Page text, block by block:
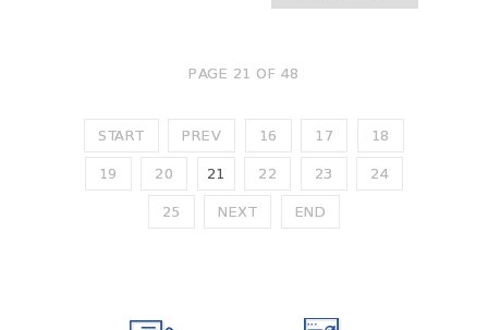
PAGE 21 OF 48
START PREV 16 17 18
19 20 21 22 23 24
25 NEXT END